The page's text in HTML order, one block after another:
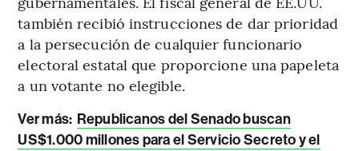
también recibió instrucciones de dar prioridad
a la persecución de cualquier funcionario
electoral estatal que proporcione una papeleta
a un votante no elegible.
Ver más: Republicanos del Senado buscan
US$1.000 millones para el Servicio Secreto y el